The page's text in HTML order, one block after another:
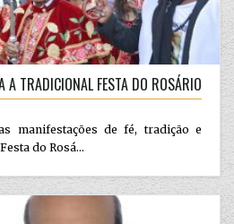
A TRADICIONAL FESTA DO ROSÁRIO
manifestações de fé, tradição e
do Rosá...